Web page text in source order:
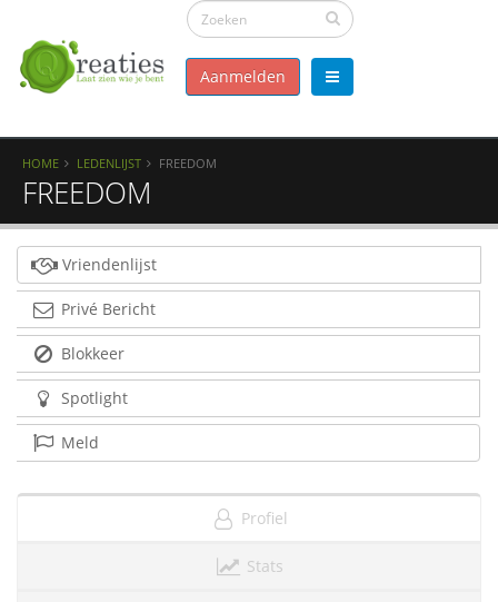
Aanmelden
HOME LEDENLIJST FREEDOM
FREEDOM
Vriendenlijst
Privé Bericht
Blokkeer
Spotlight
Meld
Profiel
Stats